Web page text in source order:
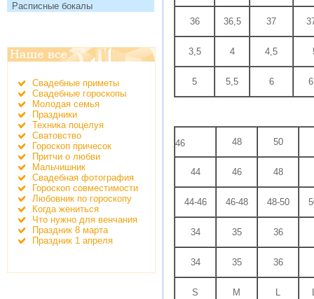
Расписные бокалы
Свадебные приметы
Свадебные гороскопы
Молодая семья
Праздники
Техника поцелуя
Сватовство
Гороскоп причесок
Притчи о любви
Мальчишник
Свадебная фотография
Гороскоп совместимости
Любовник по гороскопу
Когда жениться
Что нужно для венчания
Праздник 8 марта
Праздник 1 апреля
36 36,5 37
3,5 4 4,5
5 5,5 6
46 48 50
44 46 48
44-46 46-48 48-50
34 35 36
34 35 36
S M L